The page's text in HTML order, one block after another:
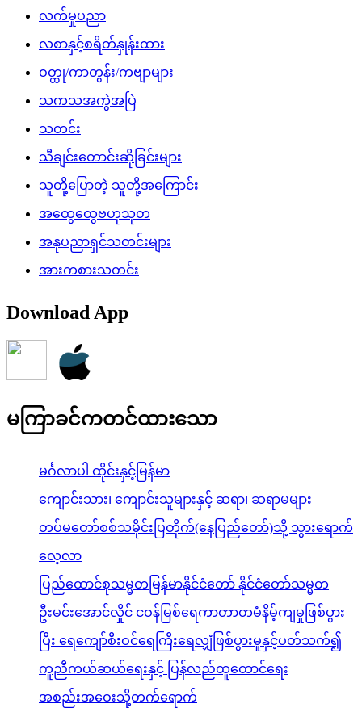
လက်မှုပညာ
လစာနှင့်စရိတ်နှုန်းထား
ဝတ္ထု/ကာတွန်း/ကဗျာများ
သကသအကွဲအပြဲ
သတင်း
သီချင်းတောင်းဆိုခြင်းများ
သူတို့ပြောတဲ့ သူတို့အကြောင်း
အထွေထွေဗဟုသုတ
အနုပညာရှင်သတင်းများ
အားကစားသတင်း
Download App
မကြာခင်ကတင်ထားသော
မင်္ဂလာပါ ထိုင်းနှင့်မြန်မာ
ကျောင်းသား၊ ကျောင်းသူများနှင့် ဆရာ၊ ဆရာမများ
တပ်မတော်စစ်သမိုင်းပြတိုက်(နေပြည်တော်)သို့ သွားရောက်
လေ့လာ
ပြည်ထောင်စုသမ္မတမြန်မာနိုင်ငံတော် နိုင်ငံတော်သမ္မတ
ဦးမင်းအောင်လှိုင် ငဝန်မြစ်ရေကာတာတမံနိမ့်ကျမှုဖြစ်ပွား
ပြီး ရေကျော်စီးဝင်ရေကြီးရေလျှံဖြစ်ပွားမှုနှင့်ပတ်သက်၍
ကူညီကယ်ဆယ်ရေးနှင့် ပြန်လည်ထူထောင်ရေး
အစည်းအဝေးသို့တက်ရောက်